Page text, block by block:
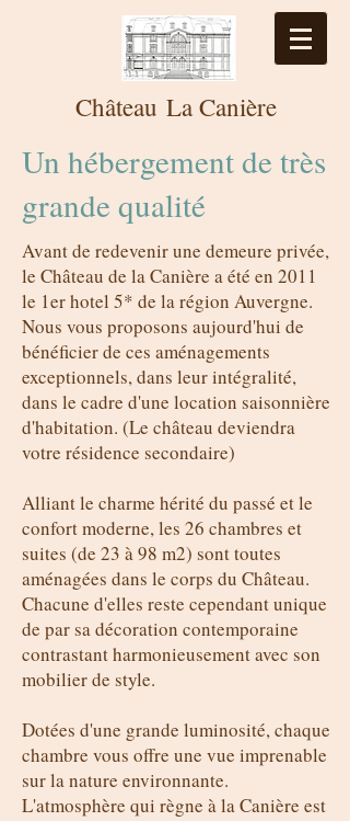
Château La Canière
Un hébergement de très
grande qualité
Avant de redevenir une demeure privée,
le Château de la Canière a été en 2011
le 1er hotel 5* de la région Auvergne.
Nous vous proposons aujourd'hui de
bénéficier de ces aménagements
exceptionnels, dans leur intégralité,
dans le cadre d'une location saisonnière
d'habitation. (Le château deviendra
votre résidence secondaire)
Alliant le charme hérité du passé et le
confort moderne, les 26 chambres et
suites (de 23 à 98 m2) sont toutes
aménagées dans le corps du Château.
Chacune d'elles reste cependant unique
de par sa décoration contemporaine
contrastant harmonieusement avec son
mobilier de style.
Dotées d'une grande luminosité, chaque
chambre vous offre une vue imprenable
sur la nature environnante.
L'atmosphère qui règne à la Canière est